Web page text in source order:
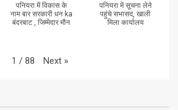
पनियरा में विकास के
नाम बार सरकारी धन ka
बंदरबाट , जिम्मेदार मौन
पनियरा में सूचना लेने
पहुंचे सभासद, खाली
मिला कार्यालय
1 / 88 Next »